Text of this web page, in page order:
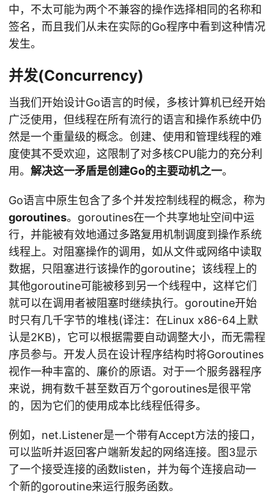
中，不太可能为两个不兼容的操作选择相同的名称和
签名，而且我们从未在实际的Go程序中看到这种情况
发生。
并发(Concurrency)
当我们开始设计Go语言的时候，多核计算机已经开始
广泛使用，但线程在所有流行的语言和操作系统中仍
然是一个重量级的概念。创建、使用和管理线程的难
度使其不受欢迎，这限制了对多核CPU能力的充分利
用。 解决这一矛盾是创建Go的主要动机之一。
Go语言中原生包含了多个并发控制线程的概念，称为
goroutines。goroutines在一个共享地址空间中运
行，并能被有效地通过多路复用机制调度到操作系统
线程上。对阻塞操作的调用，如从文件或网络中读取
数据，只阻塞进行该操作的goroutine；该线程上的
其他goroutine可能被移到另一个线程中，这样它们
就可以在调用者被阻塞时继续执行。goroutine开始
时只有几千字节的堆栈(译注：在Linux x86-64上默
认是2KB)，它可以根据需要自动调整大小，而无需程
序员参与。开发人员在设计程序结构时将Goroutines
视作一种丰富的、廉价的原语。对于一个服务器程序
来说，拥有数千甚至数百万个goroutines是很平常
的，因为它们的使用成本比线程低得多。
例如，net.Listener是一个带有Accept方法的接口，
可以监听并返回客户端新发起的网络连接。图3显示
了一个接受连接的函数listen，并为每个连接启动一
个新的goroutine来运行服务函数。